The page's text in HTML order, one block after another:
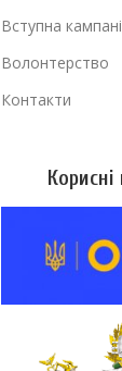
Вступна
Волонтерство
Контакти